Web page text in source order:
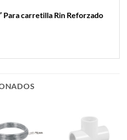
Para carretilla Rin Reforzado